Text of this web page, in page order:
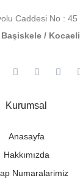
Caddesi No : 45
/ Kocaeli
Kurumsal
Anasayfa
Hakkımızda
Numaralarimiz